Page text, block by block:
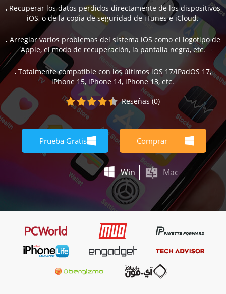
Recuperar los datos perdidos directamente de los dispositivos
iOS, o de la copia de seguridad de iTunes e iCloud.
Arreglar varios problemas del sistema iOS como el logotipo de
Apple, el modo de recuperación, la pantalla negra, etc.
Totalmente compatible con los últimos iOS 17/iPadOS 17,
iPhone 15, iPhone 14, iPhone 13, etc.
Reseñas (0)
Prueba Gratis Comprar
Win Mac